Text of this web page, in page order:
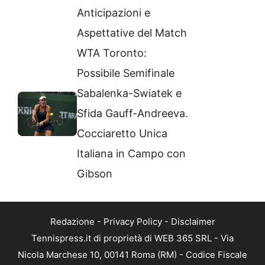
Anticipazioni e
Aspettative del Match
WTA Toronto:
Possibile Semifinale
Sabalenka-Swiatek e
Sfida Gauff-Andreeva.
Cocciaretto Unica
Italiana in Campo con
Gibson
Redazione - Privacy Policy- Disclaimer
Tennispress.it di proprietà di WEB 365 SRL - Via
Nicola Marchese 10, 00141 Roma (RM) - Codice Fiscale